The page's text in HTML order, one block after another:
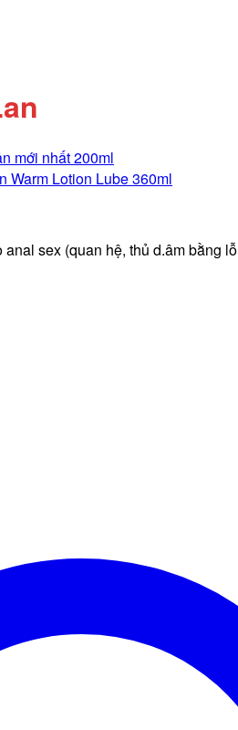
sex (quan hệ, thủ d.âm bằng